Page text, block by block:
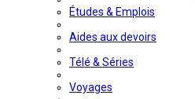
Études & Emplois
Aides aux devoirs
Télé & Séries
Voyages